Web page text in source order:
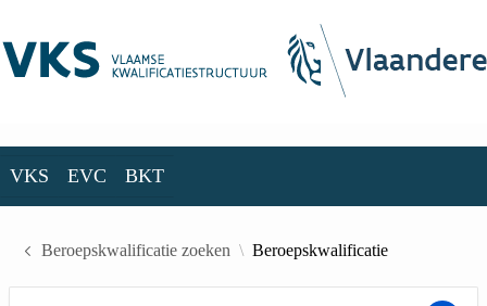
VKS EVC BKT
Beroepskwalificatie zoeken Beroepskwalificatie